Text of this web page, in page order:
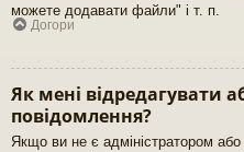
можете додавати файли" і т. п.
Догори
Як мені відредагувати
повідомлення?
Якщо ви не є адміністратором